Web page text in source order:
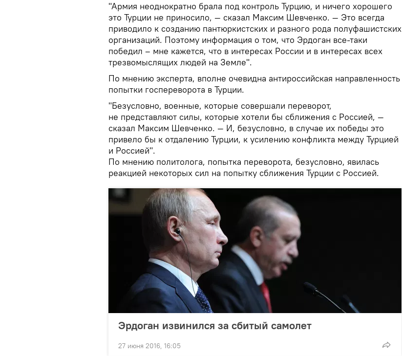
"Армия неоднократно брала под контроль Турцию, и ничего хорошего
это Турции не приносило, — сказал Максим Шевченко. — Это всегда
приводило к созданию пантюркистских и разного рода полуфашистских
организаций. Поэтому информация о том, что Эрдоган все-таки
победил – мне кажется, что в интересах России и в интересах всех
трезвомыслящих людей на Земле".
По мнению эксперта, вполне очевидна антироссийская направленность
попытки госпереворота в Турции.
"Безусловно, военные, которые совершали переворот,
не представляют силы, которые хотели бы сближения с Россией, —
сказал Максим Шевченко. — И, безусловно, в случае их победы это
привело бы к отдалению Турции, к усилению конфликта между Турцией
и Россией".
По мнению политолога, попытка переворота, безусловно, явилась
реакцией некоторых сил на попытку сближения Турции с Россией.
Эрдоган извинился за сбитый самолет
27 июня 2016, 16:05